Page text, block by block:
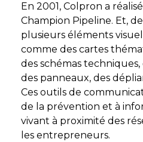
En 2001, Colpron a
Champion Pipeline. Et,
plusieurs éléments
comme des cartes
des schémas
des panneaux, des
Ces outils de
de la prévention et à
vivant à proximité des
les entrepreneurs.